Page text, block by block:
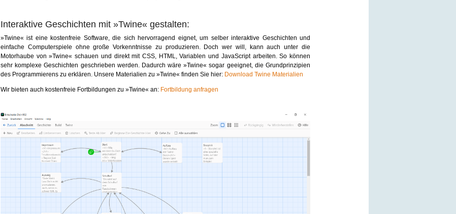
Interaktive Geschichten mit »Twine« gestalten:
»Twine« ist eine kostenfreie Software, die sich hervorragend eignet, um selber interaktive Geschichten und
einfache Computerspiele ohne große Vorkenntnisse zu produzieren. Doch wer will, kann auch unter die
Motorhaube von »Twine« schauen und direkt mit CSS, HTML, Variablen und JavaScript arbeiten. So können
sehr komplexe Geschichten geschrieben werden. Dadurch wäre »Twine« sogar geeignet, die Grundprinzipien
des Programmierens zu erklären. Unsere Materialien zu »Twine« finden Sie hier: Download Twine Materialien
Wir bieten auch kostenfreie Fortbildungen zu »Twine« an: Fortbildung anfragen